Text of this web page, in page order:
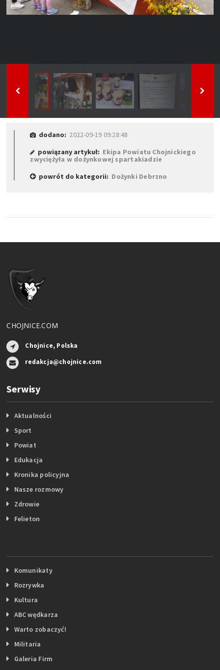
dodano: 2022-09-19 09:28:48
powiązany artykuł: Ekipa Powiatu Chojnickiego
zwyciężyła w dożynkowej spartakiadzie
powrót do kategorii: Dożynki Debrzno
CHOJNICE.COM
Chojnice, Polska
redakcja@chojnice.com
Serwisy
Aktualności
Sport
Powiat
Edukacja
Kronika policyjna
Nasze rozmowy
Zdrowie
Felieton
Komunikaty
Rozrywka
Kultura
ABC wędkarza
Warto zobaczyć!
Militaria
Galeria Firm